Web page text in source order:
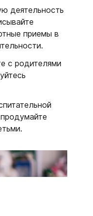
деятельность
приемы в
с родителями